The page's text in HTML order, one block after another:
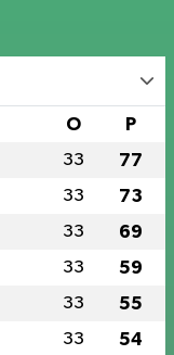
O P
33 77
33 73
33 69
33 59
33 55
33 54